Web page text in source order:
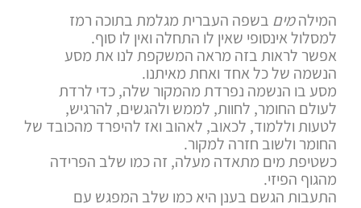
המילהמים בשפה העברית מגלמת בתוכה רמז
למסלול אינסופי שאין לו התחלה ואין לו סוף.
אפשר לראות בזה מראה המשקפת לנו את מסע
הנשמה של כל אחד ואחת מאיתנו.
מסע בו הנשמה נפרדת מהמקור שלה, כדי לרדת
לעולם החומר, לחוות, לממש ולהגשים, להרגיש,
לטעות וללמוד, לכאוב, לאהוב ואז להיפרד מהכובד של
החומר ולשוב חזרה למקור.
כשטיפת מים מתאדה מעלה, זה כמו שלב הפרידה
מהגוף הפיזי.
התעבות הגשם בענן היא כמו שלב המפגש עם